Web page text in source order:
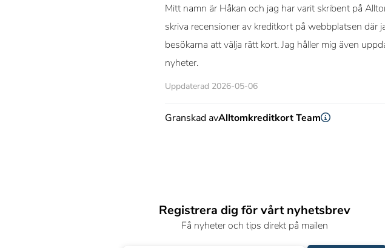
Mitt namn är Håkan och jag har varit skribent på
skriva recensioner av kreditkort på webbplatsen
besökarna att välja rätt kort. Jag håller mig även
nyheter.
Uppdaterad 2026-05-06
Granskad avAlltomkreditkort Team
Registrera dig för vårt nyhetsbrev
Få nyheter och tips direkt på mailen